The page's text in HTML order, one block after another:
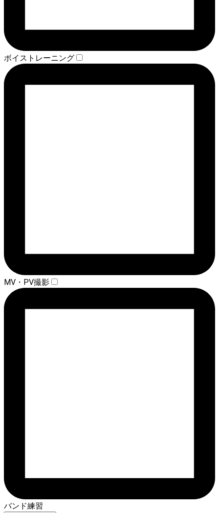
ボイストレーニング
MV・PV撮影
バンド練習